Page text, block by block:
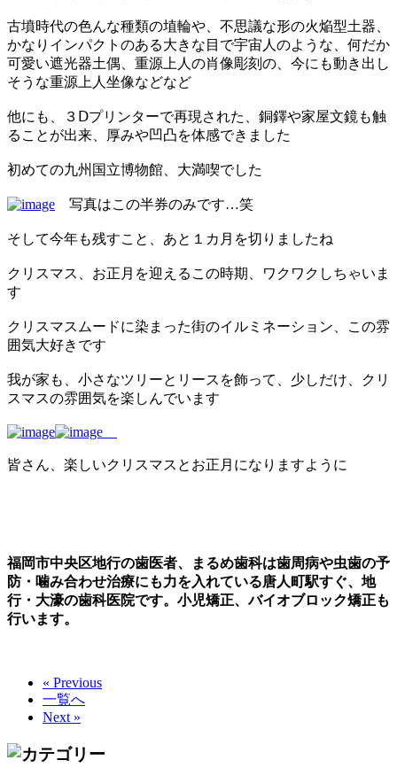
古墳時代の色んな種類の埴輪や、不思議な形の火焔型土器、
かなりインパクトのある大きな目で宇宙人のような、何だか
可愛い遮光器土偶、重源上人の肖像彫刻の、今にも動き出し
そうな重源上人坐像などなど
他にも、３Ⅾプリンターで再現された、銅鐸や家屋文鏡も触
ることが出来、厚みや凹凸を体感できました
初めての九州国立博物館、大満喫でした
写真はこの半券のみです…笑
そして今年も残すこと、あと１カ月を切りましたね
クリスマス、お正月を迎えるこの時期、ワクワクしちゃいま
す
クリスマスムードに染まった街のイルミネーション、この雰
囲気大好きです
我が家も、小さなツリーとリースを飾って、少しだけ、クリ
スマスの雰囲気を楽しんでいます
皆さん、楽しいクリスマスとお正月になりますように
福岡市中央区地行の歯医者、まるめ歯科は歯周病や虫歯の予
防・噛み合わせ治療にも力を入れている唐人町駅すぐ、地
行・大濠の歯科医院です。小児矯正、バイオブロック矯正も
行います。
« Previous
一覧へ
Next »